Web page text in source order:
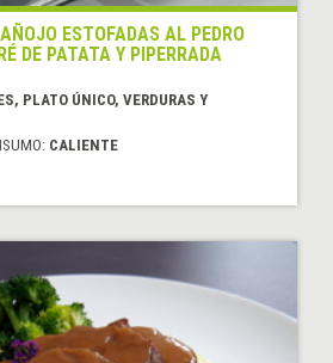
ESTOFADAS AL PEDRO
DE PATATA Y PIPERRADA
PLATO ÚNICO, VERDURAS Y
CALIENTE